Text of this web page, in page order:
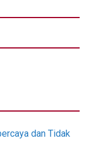
dan Tidak